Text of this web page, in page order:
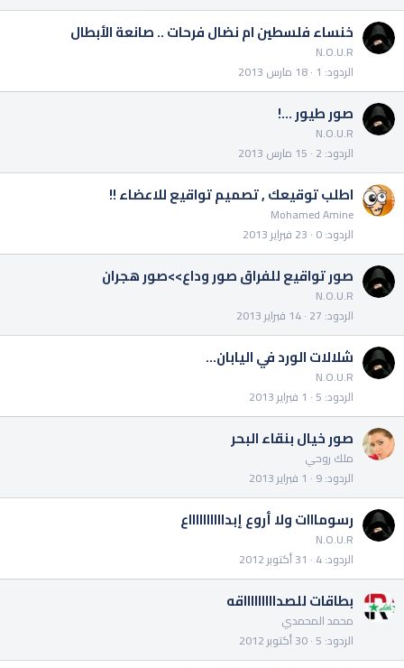
خنساء فلسطين ام نضال فرحات .. صانعة الأبطال
N.O.U.R
الردود 1 18 مارس 2013
صور طيور ...!
N.O.U.R
الردود 2 15 مارس 2013
اطلب توقيعك , تصميم تواقيع للاعضاء !!
Mohamed Amine
الردود 0 23 فبراير 2013
صور تواقيع للفراق صور وداع>>صور هجران
N.O.U.R
الردود 27 14 فبراير 2013
شلالات الورد في اليابان...
N.O.U.R
الردود 5 1 فبراير 2013
صور خيال بنقاء البحر
ملك روحي
الردود 9 1 فبراير 2013
رسومااات ولا أروع إبدااااااااااع
N.O.U.R
الردود 4 31 أكتوبر 2012
بطاقات للصداااااااااقه
محمد المحمدي
الردود 5 30 أكتوبر 2012